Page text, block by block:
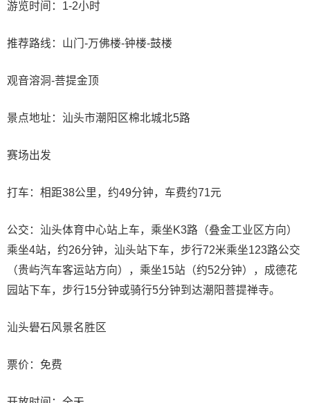
游览时间：1-2小时
推荐路线：山门-万佛楼-钟楼-鼓楼
观音溶洞-菩提金顶
景点地址：汕头市潮阳区棉北城北5路
赛场出发
打车：相距38公里，约49分钟，车费约71元
公交：汕头体育中心站上车，乘坐K3路（叠金工业区方向）
乘坐4站，约26分钟，汕头站下车，步行72米乘坐123路公交
（贵屿汽车客运站方向），乘坐15站（约52分钟），成德花
园站下车，步行15分钟或骑行5分钟到达潮阳菩提禅寺。
汕头礐石风景名胜区
票价：免费